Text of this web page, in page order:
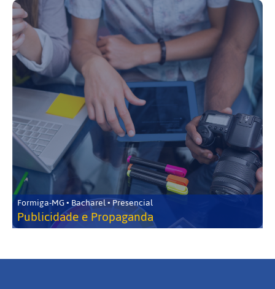
Formiga-MG • Bacharel • Presencial
Publicidade e Propaganda